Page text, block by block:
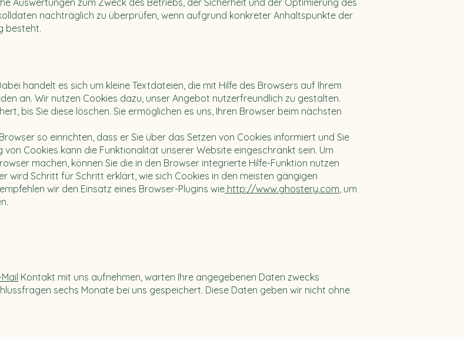
Auswertungen zum Zweck des Betriebs, der Sicherheit und der Optimierung des
nachträglich zu überprüfen, wenn aufgrund konkreter Anhaltspunkte der
besteht.
handelt es sich um kleine Textdateien, die mit Hilfe des Browsers auf Ihrem
an. Wir nutzen Cookies dazu, unser Angebot nutzerfreundlich zu gestalten.
bis Sie diese löschen. Sie ermöglichen es uns, Ihren Browser beim nächsten
so einrichten, dass er Sie über das Setzen von Cookies informiert und Sie
von Cookies kann die Funktionalität unserer Website eingeschränkt sein. Um
machen, können Sie die in den Browser integrierte Hilfe-Funktion nutzen
wird Schritt für Schritt erklärt, wie sich Cookies in den meisten gängigen
wir den Einsatz eines Browser-Plugins wie http://www.ghostery.com, um
Mail Kontakt mit uns aufnehmen, warten Ihre angegebenen Daten zwecks
sechs Monate bei uns gespeichert. Diese Daten geben wir nicht ohne